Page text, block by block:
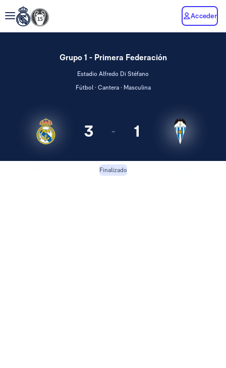
Acceder
Grupo 1 - Primera Federación
Estadio Alfredo Di Stéfano
Fútbol · Cantera · Masculina
3 - 1
Finalizado